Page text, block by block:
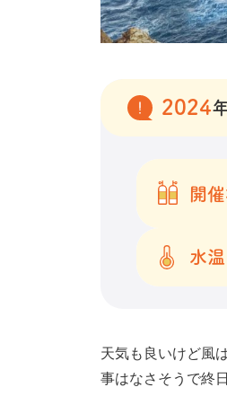
2024
開
水温
天気も良いけど風
事はなさそうで終